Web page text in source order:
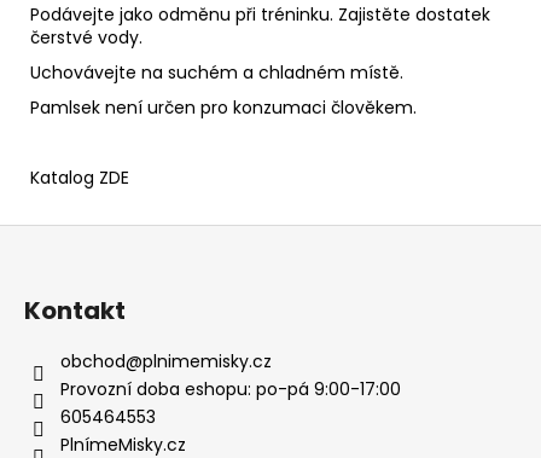
Podávejte jako odměnu při tréninku. Zajistěte dostatek
čerstvé vody.
Uchovávejte na suchém a chladném místě.
Pamlsek není určen pro konzumaci člověkem.
Katalog ZDE
Z
Kontakt
obchod@plnimemisky.cz
Provozní doba eshopu: po-pá 9:00-17:00
605464553
PlnímeMisky.cz